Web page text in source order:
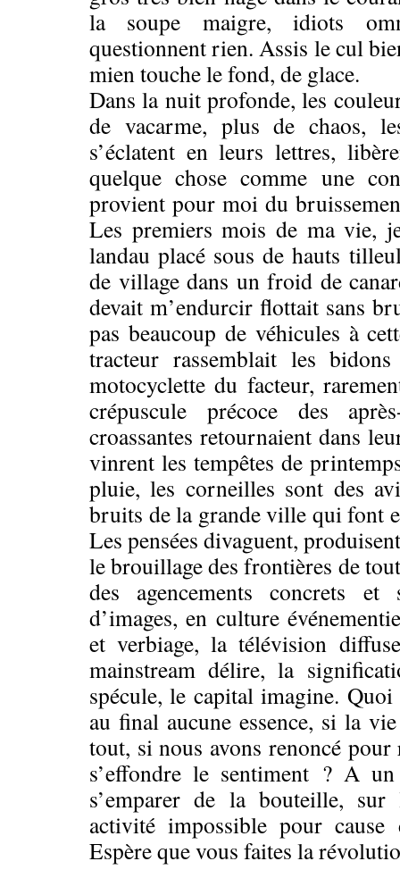
la soupe maigre, idiots
questionnent rien. Assis le cul
mien touche le fond, de glace.
Dans la nuit profonde, les
de vacarme, plus de chaos,
s’éclatent en leurs lettres,
quelque chose comme une
provient pour moi du
Les premiers mois de ma vie,
landau placé sous de hauts
de village dans un froid de
devait m’endurcir flottait sans
pas beaucoup de véhicules à
tracteur rassemblait les
motocyclette du facteur,
crépuscule précoce des
croassantes retournaient dans
vinrent les tempêtes de
pluie, les corneilles sont des
bruits de la grande ville qui font
Les pensées divaguent,
le brouillage des frontières de
des agencements concrets
d’images, en culture
et verbiage, la télévision
mainstream délire, la
spécule, le capital imagine. Quoi
au final aucune essence, si la
tout, si nous avons renoncé
s’effondre le sentiment ? A
s’emparer de la bouteille,
activité impossible pour
Espère que vous faites la